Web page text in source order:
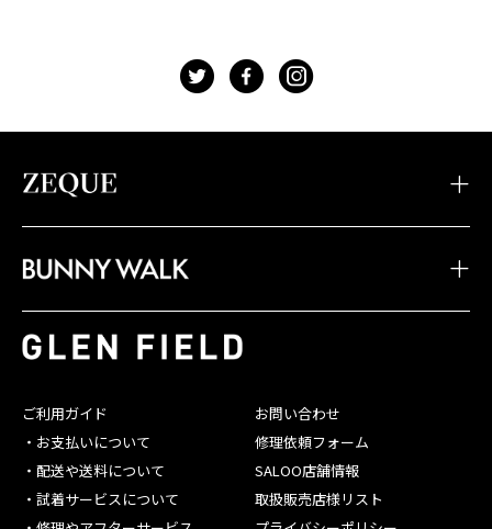
t f g
ご利用ガイド
・お支払いについて
・配送や送料について
・試着サービスについて
お問い合わせ
修理依頼フォーム
SALOO店舗情報
取扱販売店様リスト
・JOJO
・JAKE
・JONNY
・Juno
・Spike
・Belle
・BW-032
・BW-031
・BW-029
・BW-027
・BW-026